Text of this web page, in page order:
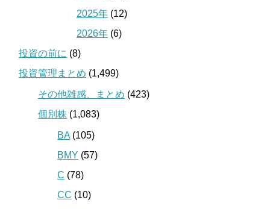
2025年 (12)
2026年 (6)
投資の前に (8)
投資管理まとめ (1,499)
その他雑感、まとめ (423)
個別株 (1,083)
BA (105)
BMY (57)
C (78)
CC (10)